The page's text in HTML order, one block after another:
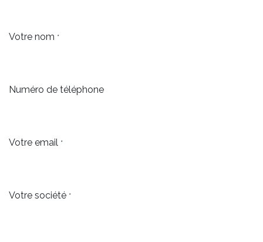
Votre nom *
Numéro de téléphone
Votre email *
Votre société *